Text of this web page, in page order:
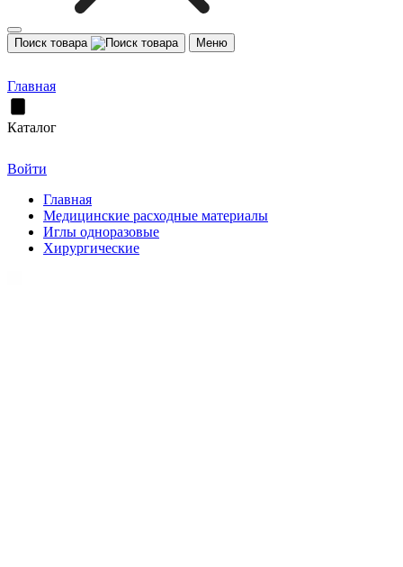
Поиск товара Меню
Главная
Каталог
Войти
Главная
Медицинские расходные материалы
Иглы одноразовые
Хирургические